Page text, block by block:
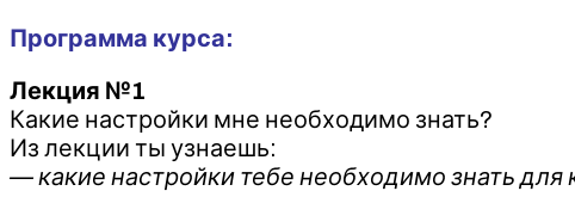
Программа курса:
Лекция №1
Какие настройки мне необходимо знать?
Из лекции ты узнаешь:
— какие настройки тебе необходимо знать